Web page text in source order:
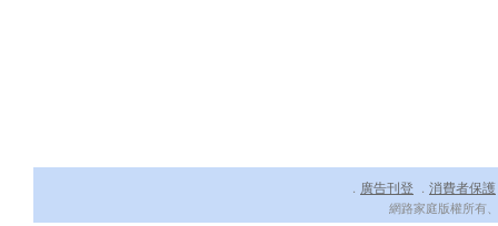
． 廣告刊登 ． 消費者保護
網路家庭版權所有